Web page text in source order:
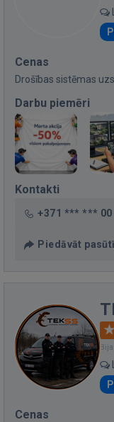
Cenas
Drošības sistēmas
Darbu piemēri
Kontakti
+371 *** *** 00
Piedāvāt
Cenas